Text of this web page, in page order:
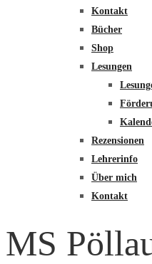
Kontakt
Bücher
Shop
Lesungen
Rezensionen
Lehrerinfo
Über mich
Kontakt
MS